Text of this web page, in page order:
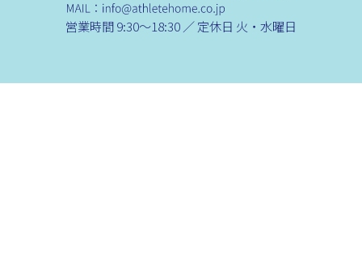
営業時間 9:30～18:30 ／ 定休日 火・水曜日